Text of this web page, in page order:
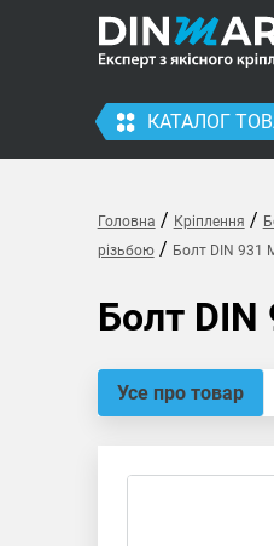
КАТАЛОГ
Головна / Кріплення /
різьбою/ Болт DIN 931
Болт DIN
Усе про товар